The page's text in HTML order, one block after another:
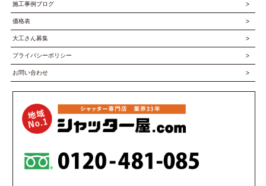
施工事例ブログ
価格表
大工さん募集
プライバシーポリシー
お問い合わせ